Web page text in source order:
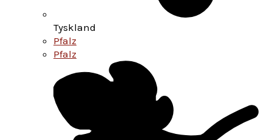
Tyskland
Pfalz
Pfalz